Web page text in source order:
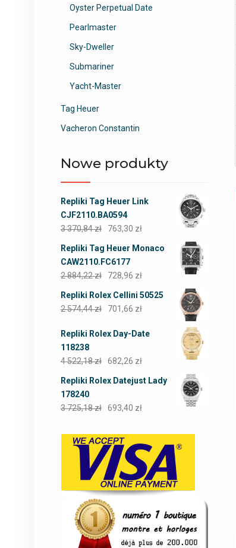
Oyster Perpetual Date
Pearlmaster
Sky-Dweller
Submariner
Yacht-Master
Tag Heuer
Vacheron Constantin
Nowe produkty
Repliki Tag Heuer Link
CJF2110.BA0594
3 370,84zł 763,30 zł
Repliki Tag Heuer Monaco
CAW2110.FC6177
2 884,22zł 728,96 zł
Repliki Rolex Cellini 50525
2 574,44zł 701,66 zł
Repliki Rolex Day-Date
118238
4 522,18zł 682,26 zł
Repliki Rolex Datejust Lady
178240
3 725,18zł 693,40 zł